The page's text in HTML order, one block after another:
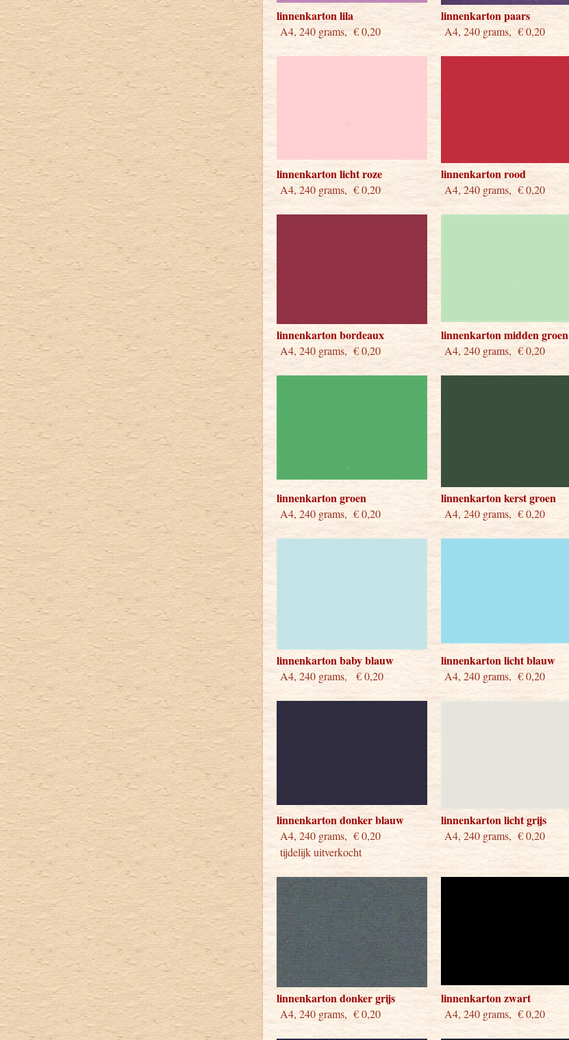
linnenkarton lila
A4, 240 grams, € 0,20
linnenkarton paars
A4, 240 grams, € 0,20
linnenkarton licht roze
A4, 240 grams, € 0,20
linnenkarton rood
A4, 240 grams, € 0,20
linnenkarton bordeaux
A4, 240 grams, € 0,20
linnenkarton midden groen
A4, 240 grams, € 0,20
linnenkarton groen
A4, 240 grams, € 0,20
linnenkarton kerst groen
A4, 240 grams, € 0,20
linnenkarton baby blauw
A4, 240 grams, € 0,20
linnenkarton licht blauw
A4, 240 grams, € 0,20
linnenkarton donker blauw
A4, 240 grams, € 0,20
tijdelijk uitverkocht
linnenkarton licht grijs
A4, 240 grams, € 0,20
linnenkarton donker grijs
A4, 240 grams, € 0,20
linnenkarton zwart
A4, 240 grams, € 0,20